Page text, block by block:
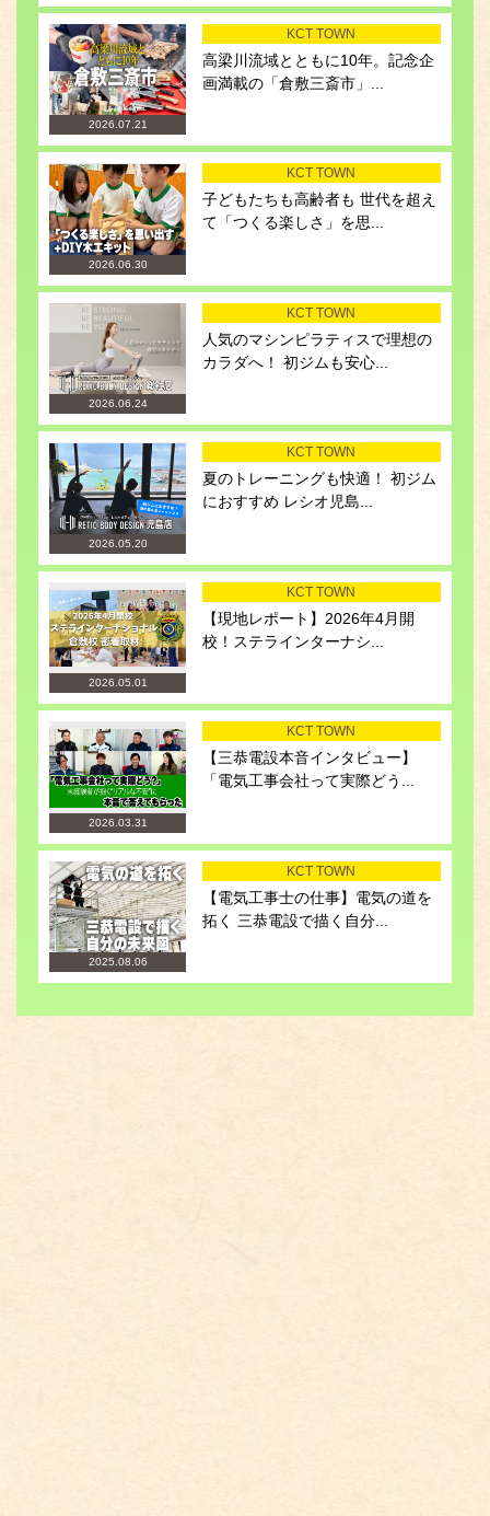
2026.07.21
KCT TOWN
高梁川流域とともに10年。記念企
画満載の「倉敷三斎市」...
2026.06.30
KCT TOWN
子どもたちも高齢者も 世代を超え
て「つくる楽しさ」を思...
2026.06.24
KCT TOWN
人気のマシンピラティスで理想の
カラダへ！ 初ジムも安心...
2026.05.20
KCT TOWN
夏のトレーニングも快適！ 初ジム
におすすめ レシオ児島...
2026.05.01
KCT TOWN
【現地レポート】2026年4月開
校！ステラインターナシ...
2026.03.31
KCT TOWN
【三恭電設本音インタビュー】
「電気工事会社って実際どう...
2025.08.06
KCT TOWN
【電気工事士の仕事】電気の道を
拓く 三恭電設で描く自分...